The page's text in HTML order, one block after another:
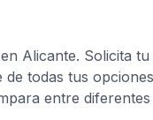
en Alicante. Solicita
todas tus
entre